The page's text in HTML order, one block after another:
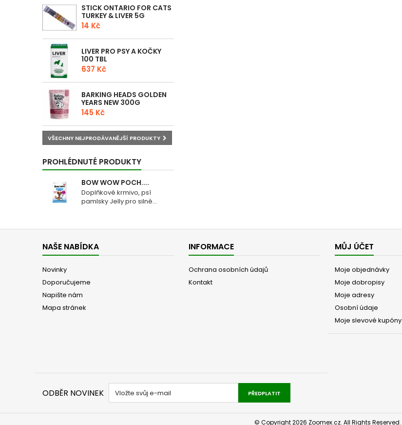
STICK ONTARIO FOR CATS
TURKEY & LIVER 5G
14 Kč
LIVER PRO PSY A KOČKY
100 TBL
637 Kč
BARKING HEADS GOLDEN
YEARS NEW 300G
145 Kč
VŠECHNY NEJPRODÁVANĚJŠÍ PRODUKTY
PROHLÉDNUTÉ PRODUKTY
BOW WOW POCH....
Doplňkové krmivo, psí
pamlsky Jelly pro silné...
NAŠE NABÍDKA
Novinky
Doporučujeme
Napište nám
Mapa stránek
INFORMACE
Ochrana osobních údajů
Kontakt
© Copyright 2026 Zoomex.cz. All Rights Reserved.
MŮJ ÚČET
Moje objednávky
Moje dobropisy
Moje adresy
Osobní údaje
Moje slevové kupóny
ODBĚR NOVINEK PŘEDPLATIT